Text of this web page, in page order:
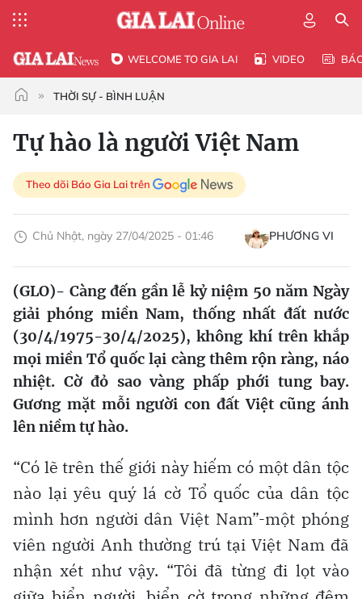
WELCOME TO GIA LAI VIDEO
THỜI SỰ - BÌNH LUẬN
Tự hào là người Việt Nam
Theo dõi Báo Gia Lai trên
Chủ Nhật, ngày 27/04/2025 - 01:46 PHƯƠNG VI
(GLO)- Càng đến gần lễ kỷ niệm 50 năm Ngày
giải phóng miền Nam, thống nhất đất nước
(30/4/1975-30/4/2025), không khí trên khắp
mọi miền Tổ quốc lại càng thêm rộn ràng, náo
nhiệt. Cờ đỏ sao vàng phấp phới tung bay.
Gương mặt mỗi người con đất Việt cũng ánh
lên niềm tự hào.
“Có lẽ trên thế giới này hiếm có một dân tộc
nào lại yêu quý lá cờ Tổ quốc của dân tộc
mình hơn người dân Việt Nam”-một phóng
viên người Anh thường trú tại Việt Nam đã
nhận xét như vậy. “Tôi đã từng đi lọt vào